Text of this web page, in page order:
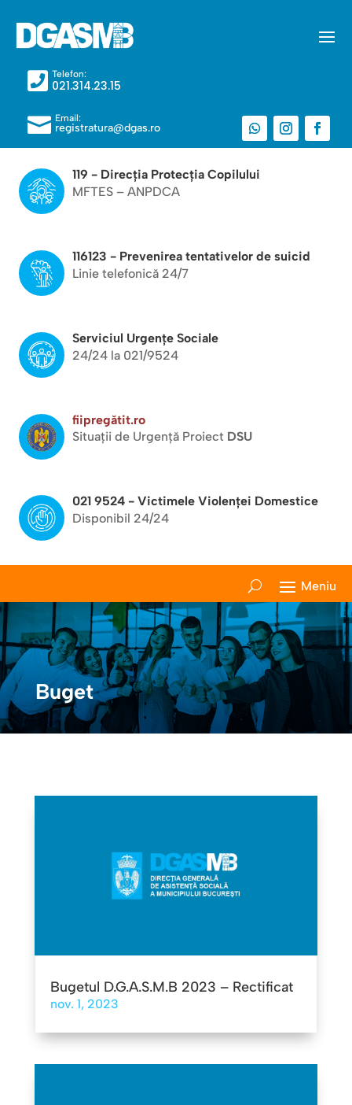
 Telefon:
021.314.23.15
 Email:
registratura@dgas.ro
119 - Direcția Protecția Copilului
MFTES – ANPDCA
116123 - Prevenirea tentativelor de suicid
Linie telefonică 24/7
Serviciul Urgențe Sociale
24/24 la 021/9524
fiipregătit.ro
Situații de Urgență Proiect DSU
021 9524 - Victimele Violenței Domestice
Disponibil 24/24
Buget
Bugetul D.G.A.S.M.B 2023 – Rectificat
nov. 1, 2023